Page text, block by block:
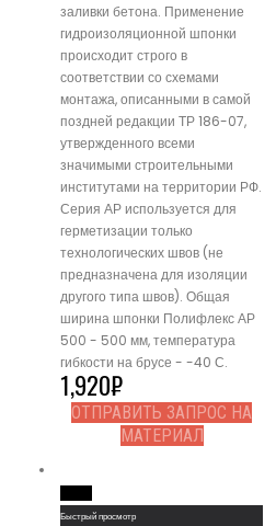
заливки бетона. Применение
гидроизоляционной шпонки
происходит строго в
соответствии со схемами
монтажа, описанными в самой
поздней редакции ТР 186-07,
утвержденного всеми
значимыми строительными
институтами на территории РФ.
Серия АР используется для
герметизации только
технологических швов (не
предназначена для изоляции
другого типа швов). Общая
ширина шпонки Полифлекс АР
500 - 500 мм, температура
гибкости на брусе - -40 С.
1,920₽
ОТПРАВИТЬ ЗАПРОС НА
МАТЕРИАЛ
Быстрый просмотр